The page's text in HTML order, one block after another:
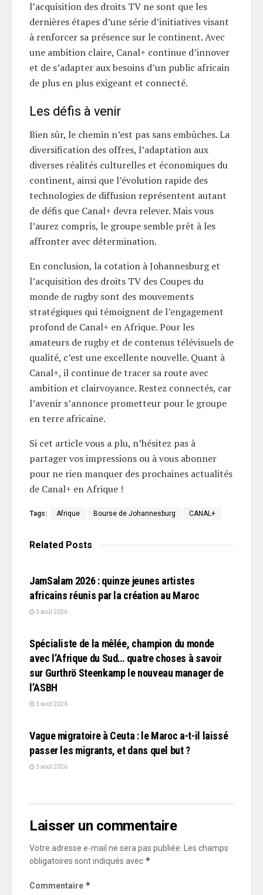
l’acquisition des droits TV ne sont que les
dernières étapes d’une série d’initiatives visant
à renforcer sa présence sur le continent. Avec
une ambition claire, Canal+ continue d’innover
et de s’adapter aux besoins d’un public africain
de plus en plus exigeant et connecté.
Les défis à venir
Bien sûr, le chemin n’est pas sans embûches. La
diversification des offres, l’adaptation aux
diverses réalités culturelles et économiques du
continent, ainsi que l’évolution rapide des
technologies de diffusion représentent autant
de défis que Canal+ devra relever. Mais vous
l’aurez compris, le groupe semble prêt à les
affronter avec détermination.
En conclusion, la cotation à Johannesburg et
l’acquisition des droits TV des Coupes du
monde de rugby sont des mouvements
stratégiques qui témoignent de l’engagement
profond de Canal+ en Afrique. Pour les
amateurs de rugby et de contenus télévisuels de
qualité, c’est une excellente nouvelle. Quant à
Canal+, il continue de tracer sa route avec
ambition et clairvoyance. Restez connectés, car
l’avenir s’annonce prometteur pour le groupe
en terre africaine.
Si cet article vous a plu, n’hésitez pas à
partager vos impressions ou à vous abonner
pour ne rien manquer des prochaines actualités
de Canal+ en Afrique !
Tags: Afrique Bourse de Johannesburg CANAL+
Related Posts
JamSalam 2026 : quinze jeunes artistes
africains réunis par la création au Maroc
3 août 2026
Spécialiste de la mêlée, champion du monde
avec l’Afrique du Sud… quatre choses à savoir
sur Gurthrö Steenkamp le nouveau manager de
l’ASBH
3 août 2026
Vague migratoire à Ceuta : le Maroc a-t-il laissé
passer les migrants, et dans quel but ?
3 août 2026
Laisser un commentaire
Votre adresse e-mail ne sera pas publiée.
Les champs
obligatoires sont indiqués avec *
Commentaire *